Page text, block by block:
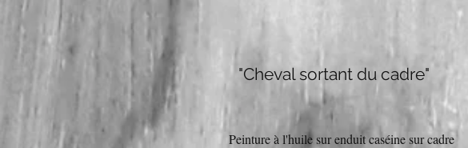
"Cheval sortant du cadre"
Peinture à l'huile sur enduit caséine sur cadre